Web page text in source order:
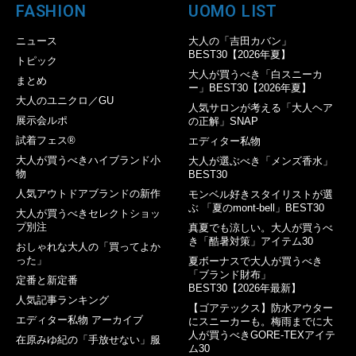
FASHION
ニュース
トピック
まとめ
大人のユニクロ／GU
展示会ルポ
試着フェス®︎
大人が買うべきハイブランド小
物
人気アウトドアブランドの新作
大人が買うべきセレクトショッ
プ別注
おしゃれな大人の「買ってよか
った」
定番と新定番
人気記事ランキング
エディター私物 アーカイブ
在原みゆ紀の「手放せない」服
UOMO LIST
大人の「吉田カバン」
BEST30【2026年夏】
大人が買うべき「白スニーカ
ー」BEST30【2026年夏】
人気サロンが考える「大人ヘア
の正解」SNAP
エディター私物
大人が選ぶべき「メンズ香水」
BEST30
モンベル好きスタイリストが選
ぶ 「夏のmont-bell」BEST30
真夏でも涼しい。大人が買うべ
き「酷暑対策」アイテム30
夏ボーナスで大人が買うべき
「ブランド財布」
BEST30【2026年最新】
【ゴアテックス】防水アウター
にスニーカーも。梅雨までに大
人が買うべきGORE-TEXアイテ
ム30